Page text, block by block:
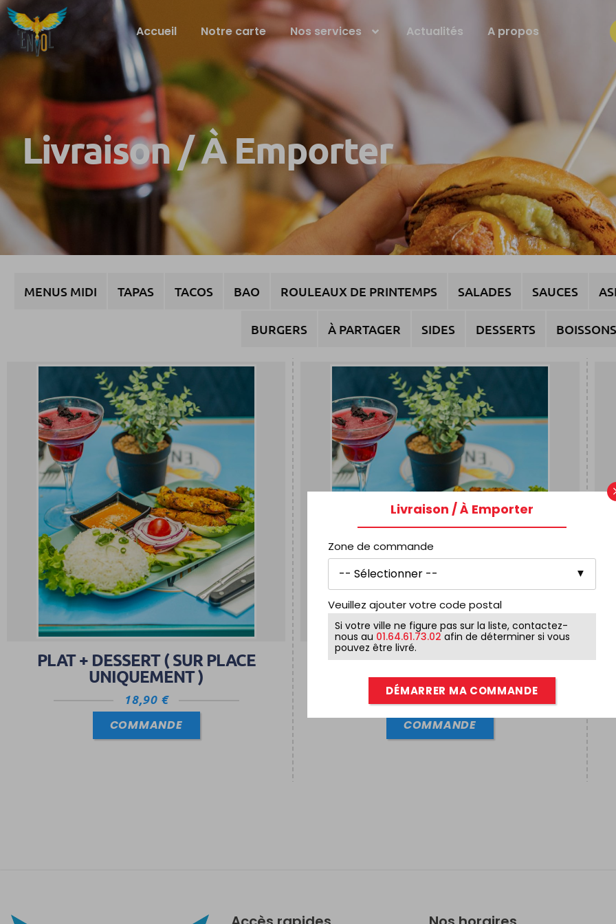
Accueil Notre carte Nos services Actualités A propos
Livraison / À Emporter
MENUS MIDI TAPAS TACOS BAO ROULEAUX DE PRINTEMPS SALADES SAUCES
BURGERS À PARTAGER SIDES DESSERTS BOISSONS
PLAT + DESSERT ( SUR PLACE
UNIQUEMENT )
18,90 €
COMMANDE
ENTRÉE + PLAT ( SUR PLACE
UNIQUEMENT )
COMMANDE
Livraison / À Emporter
Zone de commande
Veuillez ajouter votre code postal
Si votre ville ne figure pas sur la liste, contactez-
nous au 01.64.61.73.02 afin de déterminer si vous
pouvez être livré.
DÉMARRER MA COMMANDE